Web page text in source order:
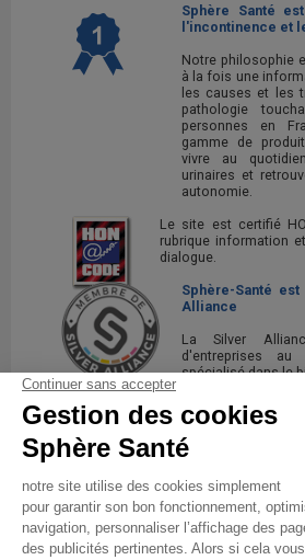
Sphère Santé
l'incontinence et
Notre philosophie
à la fois une
les causes et les
pathologie
personnes en
gamme de
vivre au
urinaires et
autonomie.
Le site est certifié
rubrique information
dialogue.
Sphère-Santé
Alliance
La Silver
d'entreprises au
spécialisé dans le
Découvrez la Silver Alliance